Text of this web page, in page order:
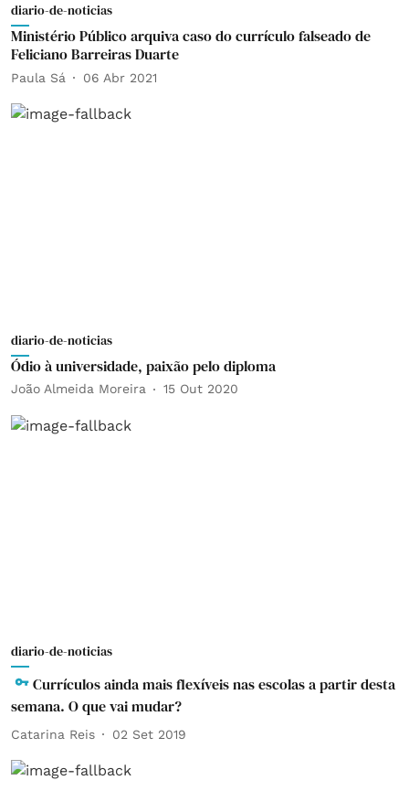
diario-de-noticias
Ministério Público arquiva caso do currículo falseado de
Feliciano Barreiras Duarte
Paula Sá 06 Abr 2021
diario-de-noticias
Ódio à universidade, paixão pelo diploma
João Almeida Moreira 15 Out 2020
diario-de-noticias
Currículos ainda mais flexíveis nas escolas a partir desta
semana. O que vai mudar?
Catarina Reis 02 Set 2019